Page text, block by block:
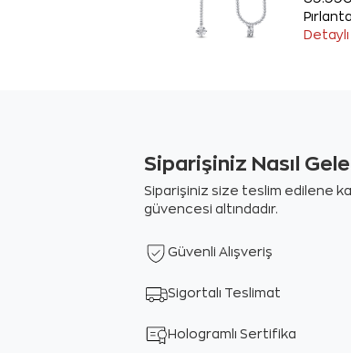
Siparişiniz Nasıl
Siparişiniz size teslim edilene
güvencesi altındadır.
Güvenli Alışveriş
Sigortalı Teslimat
Hologramlı Sertifika